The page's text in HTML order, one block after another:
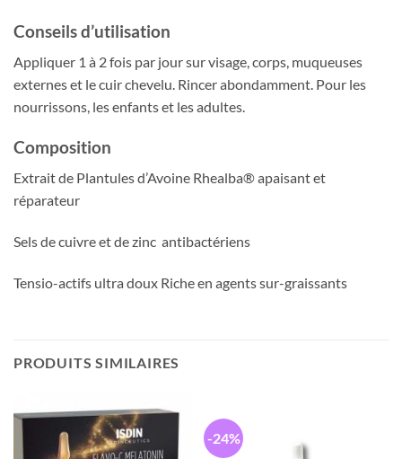
Conseils d’utilisation
Appliquer 1 à 2 fois par jour sur visage, corps, muqueuses
externes et le cuir chevelu. Rincer abondamment. Pour les
nourrissons, les enfants et les adultes.
Composition
Extrait de Plantules d’Avoine Rhealba® apaisant et
réparateur
Sels de cuivre et de zinc antibactériens
Tensio-actifs ultra doux Riche en agents sur-graissants
PRODUITS SIMILAIRES
-24%